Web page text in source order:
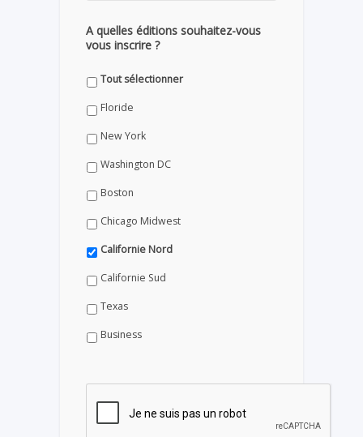
A quelles éditions souhaitez-vous
vous inscrire ?
Tout sélectionner
Floride
New York
Washington DC
Boston
Chicago Midwest
Californie Nord
Californie Sud
Texas
Business